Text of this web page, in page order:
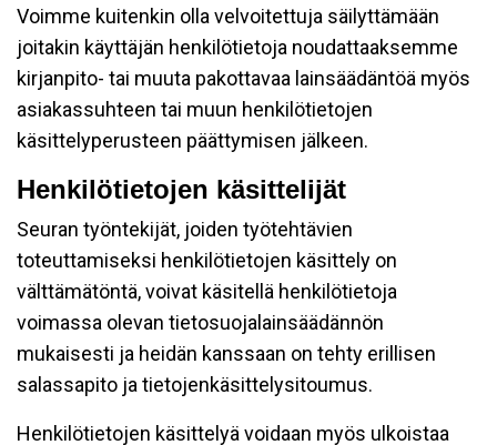
Voimme kuitenkin olla velvoitettuja säilyttämään
joitakin käyttäjän henkilötietoja noudattaaksemme
kirjanpito- tai muuta pakottavaa lainsäädäntöä myös
asiakassuhteen tai muun henkilötietojen
käsittelyperusteen päättymisen jälkeen.
Henkilötietojen käsittelijät
Seuran työntekijät, joiden työtehtävien
toteuttamiseksi henkilötietojen käsittely on
välttämätöntä, voivat käsitellä henkilötietoja
voimassa olevan tietosuojalainsäädännön
mukaisesti ja heidän kanssaan on tehty erillisen
salassapito ja tietojenkäsittelysitoumus.
Henkilötietojen käsittelyä voidaan myös ulkoistaa